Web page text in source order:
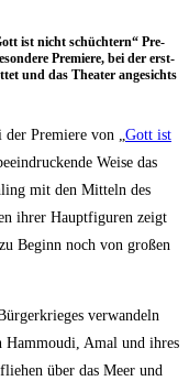
ist nicht schüch­tern“ Pre­
Pre­mie­re, bei der erst­
und das Thea­ter ange­sichts
der Pre­mie­re von „Gott ist
Wei­se das
mit den Mit­teln des
ihrer Haupt­fi­gu­ren zeigt
Beginn noch von gro­ßen
ver­wan­deln
Hamm­ou­di, Amal und ihres
über das Meer und